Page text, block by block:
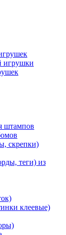
игрушки
штампов
скрепки)
теги) из
клеевые)